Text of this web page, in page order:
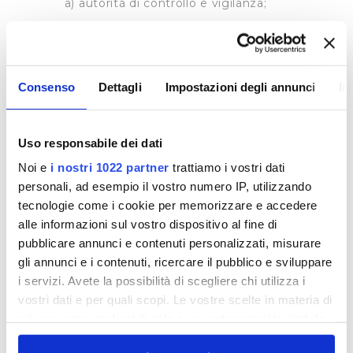
Consenso Dettagli Impostazioni degli annunci
Uso responsabile dei dati
Noi e i nostri 1022 partner trattiamo i vostri dati
personali, ad esempio il vostro numero IP, utilizzando
tecnologie come i cookie per memorizzare e accedere
alle informazioni sul vostro dispositivo al fine di
pubblicare annunci e contenuti personalizzati, misurare
gli annunci e i contenuti, ricercare il pubblico e sviluppare
i servizi. Avete la possibilità di scegliere chi utilizza i
vostri dati e per quali scopi. Le vostre scelte in materia di
in cui avete effettuato le vostre scelte. È possibile
a) autorità di controllo e vigilanza;
c) categorie particolari di fornitori che
agiscono per conto del Titolare in qualità di
Responsabili esterni ex art. 28 GDPR;
assicurative) che agiscono in veste di Titolari
autonomi per dare esecuzione alle attività
strettamente connesse alle finalità per cui i dati
sono stati raccolti.
I tuoi dati personali non saranno in alcun modo
diffusi o comunicati a soggetti diversi da quelli
sopra elencati.
TRASFERIMENTO DEI DATI
Il Titolare non trasferisce i dati personali verso